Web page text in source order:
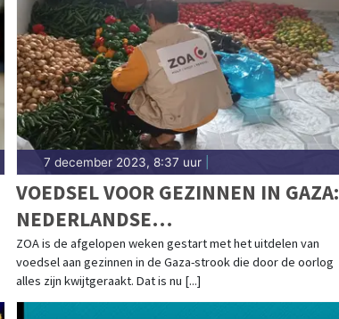
7 december 2023, 8:37 uur|
VOEDSEL VOOR GEZINNEN IN GAZA:
NEDERLANDSE
NOODHULPORGANISATIE ZOA
GESTART IN OORLOGSGEBIED
ZOA is de afgelopen weken gestart met het uitdelen van
voedsel aan gezinnen in de Gaza-strook die door de oorlog
alles zijn kwijtgeraakt. Dat is nu [...]